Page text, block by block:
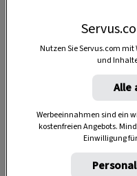
Nutzen Sie Servus.com
und
Alle
Werbeeinnahmen sind ein
kostenfreien Angebots.
Einwilligung